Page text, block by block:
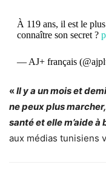
À 119 ans, il est le
connaître son secret ?
— AJ+ français
«Il y a un mois et
ne peux plus
santé et elle m’aide à
aux médias tunisiens